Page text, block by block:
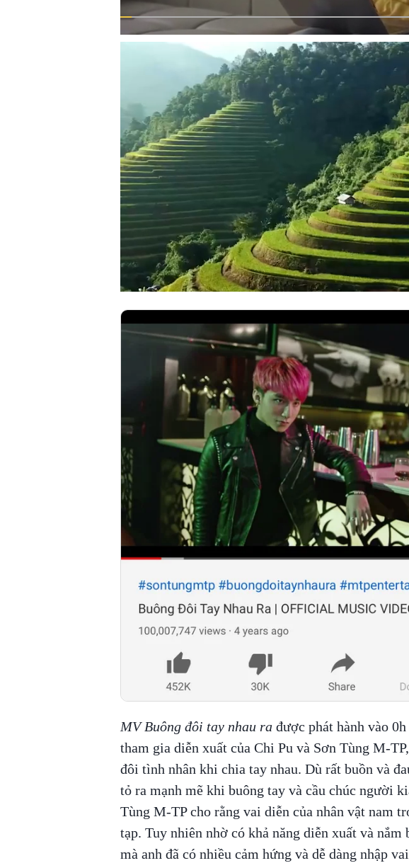
MV Buông đôi tay nhau rađược phát hành vào
tham gia diễn xuất của Chi Pu và Sơn Tùng M-
đôi tình nhân khi chia tay nhau. Dù rất buồn và
tỏ ra mạnh mẽ khi buông tay và cầu chúc người
Tùng M-TP cho rằng vai diễn của nhân vật nam
tạp. Tuy nhiên nhờ có khả năng diễn xuất và nắm
mà anh đã có nhiều cảm hứng và dễ dàng nhập